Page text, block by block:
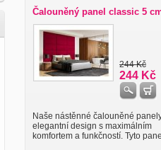
Čalouněný panel classic 5
244 Kč
244 Kč
Naše nástěnné čalouněné
elegantní design s maximálním
komfortem a funkčností. Tyto